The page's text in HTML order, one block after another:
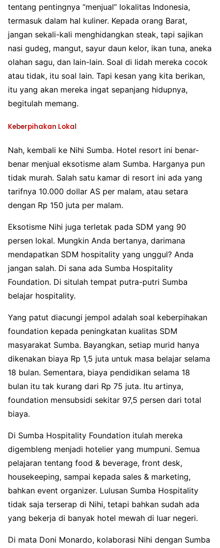
tentang pentingnya “menjual” lokalitas Indonesia,
termasuk dalam hal kuliner. Kepada orang Barat,
jangan sekali-kali menghidangkan steak, tapi sajikan
nasi gudeg, mangut, sayur daun kelor, ikan tuna, aneka
olahan sagu, dan lain-lain. Soal di lidah mereka cocok
atau tidak, itu soal lain. Tapi kesan yang kita berikan,
itu yang akan mereka ingat sepanjang hidupnya,
begitulah memang.
Keberpihakan Lokal
Nah, kembali ke Nihi Sumba. Hotel resort ini benar-
benar menjual eksotisme alam Sumba. Harganya pun
tidak murah. Salah satu kamar di resort ini ada yang
tarifnya 10.000 dollar AS per malam, atau setara
dengan Rp 150 juta per malam.
Eksotisme Nihi juga terletak pada SDM yang 90
persen lokal. Mungkin Anda bertanya, darimana
mendapatkan SDM hospitality yang unggul? Anda
jangan salah. Di sana ada Sumba Hospitality
Foundation. Di situlah tempat putra-putri Sumba
belajar hospitality.
Yang patut diacungi jempol adalah soal keberpihakan
foundation kepada peningkatan kualitas SDM
masyarakat Sumba. Bayangkan, setiap murid hanya
dikenakan biaya Rp 1,5 juta untuk masa belajar selama
18 bulan. Sementara, biaya pendidikan selama 18
bulan itu tak kurang dari Rp 75 juta. Itu artinya,
foundation mensubsidi sekitar 97,5 persen dari total
biaya.
Di Sumba Hospitality Foundation itulah mereka
digembleng menjadi hotelier yang mumpuni. Semua
pelajaran tentang food & beverage, front desk,
housekeeping, sampai kepada sales & marketing,
bahkan event organizer. Lulusan Sumba Hospitality
tidak saja terserap di Nihi, tetapi bahkan sudah ada
yang bekerja di banyak hotel mewah di luar negeri.
Di mata Doni Monardo, kolaborasi Nihi dengan Sumba